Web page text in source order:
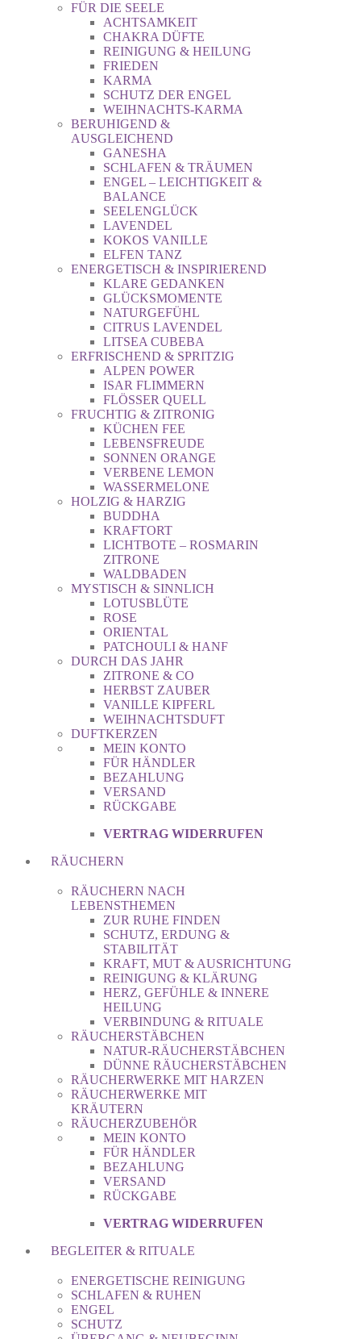
FÜR DIE SEELE
ACHTSAMKEIT
CHAKRA DÜFTE
REINIGUNG & HEILUNG
FRIEDEN
KARMA
SCHUTZ DER ENGEL
WEIHNACHTS-KARMA
BERUHIGEND &
AUSGLEICHEND
GANESHA
SCHLAFEN & TRÄUMEN
ENGEL – LEICHTIGKEIT &
BALANCE
SEELENGLÜCK
LAVENDEL
KOKOS VANILLE
ELFEN TANZ
ENERGETISCH & INSPIRIEREND
KLARE GEDANKEN
GLÜCKSMOMENTE
NATURGEFÜHL
CITRUS LAVENDEL
LITSEA CUBEBA
ERFRISCHEND & SPRITZIG
ALPEN POWER
ISAR FLIMMERN
FLÖSSER QUELL
FRUCHTIG & ZITRONIG
KÜCHEN FEE
LEBENSFREUDE
SONNEN ORANGE
VERBENE LEMON
WASSERMELONE
HOLZIG & HARZIG
BUDDHA
KRAFTORT
LICHTBOTE – ROSMARIN
ZITRONE
WALDBADEN
MYSTISCH & SINNLICH
LOTUSBLÜTE
ROSE
ORIENTAL
PATCHOULI & HANF
DURCH DAS JAHR
ZITRONE & CO
HERBST ZAUBER
VANILLE KIPFERL
WEIHNACHTSDUFT
DUFTKERZEN
MEIN KONTO
FÜR HÄNDLER
BEZAHLUNG
VERSAND
RÜCKGABE
VERTRAG WIDERRUFEN
RÄUCHERN
RÄUCHERN NACH
LEBENSTHEMEN
ZUR RUHE FINDEN
SCHUTZ, ERDUNG &
STABILITÄT
KRAFT, MUT & AUSRICHTUNG
REINIGUNG & KLÄRUNG
HERZ, GEFÜHLE & INNERE
HEILUNG
VERBINDUNG & RITUALE
RÄUCHERSTÄBCHEN
NATUR-RÄUCHERSTÄBCHEN
DÜNNE RÄUCHERSTÄBCHEN
RÄUCHERWERKE MIT HARZEN
RÄUCHERWERKE MIT
KRÄUTERN
RÄUCHERZUBEHÖR
MEIN KONTO
FÜR HÄNDLER
BEZAHLUNG
VERSAND
RÜCKGABE
VERTRAG WIDERRUFEN
BEGLEITER & RITUALE
ENERGETISCHE REINIGUNG
SCHLAFEN & RUHEN
ENGEL
SCHUTZ